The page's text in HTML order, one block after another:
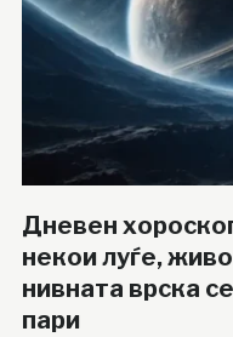
Дневен
некои луѓе,
нивната врска
пари